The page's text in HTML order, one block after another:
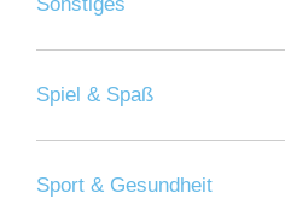
Spiel & Spaß
Sport & Gesundheit